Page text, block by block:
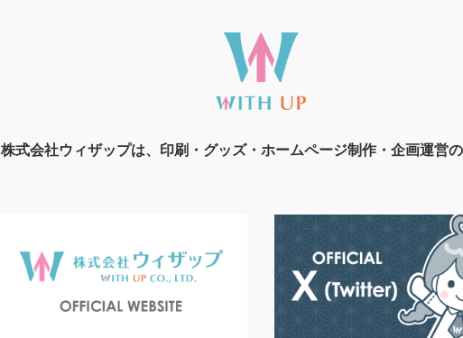
株式会社ウィザップは、印刷・グッズ・ホームページ制作・企画運営